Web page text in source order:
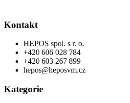
Kontakt
HEPOS spol. s r. o.
+420 606 028 784
+420 603 267 899
hepos@heposvm.cz
Kategorie